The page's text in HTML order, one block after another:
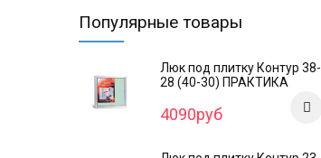
Популярные товары
Люк под плитку Контур 38-
28 (40-30) ПРАКТИКА
4090руб